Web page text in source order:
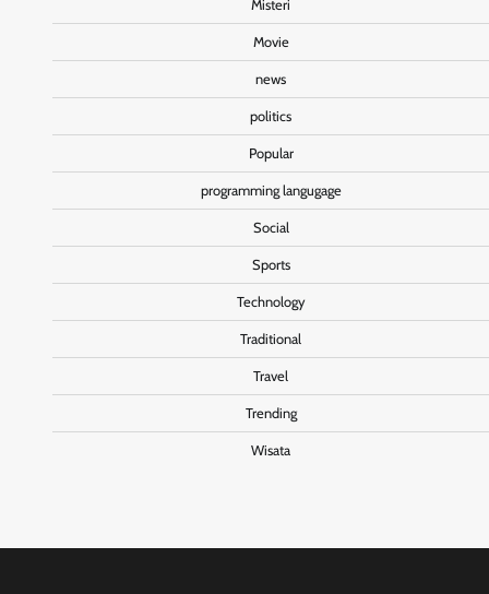
Misteri
Movie
news
politics
Popular
programming langugage
Social
Sports
Technology
Traditional
Travel
Trending
Wisata